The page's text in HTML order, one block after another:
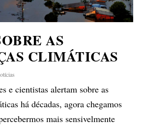
AS
CLIMÁTICAS
e cientistas alertam sobre as
há décadas, agora chegamos
mais sensivelmente